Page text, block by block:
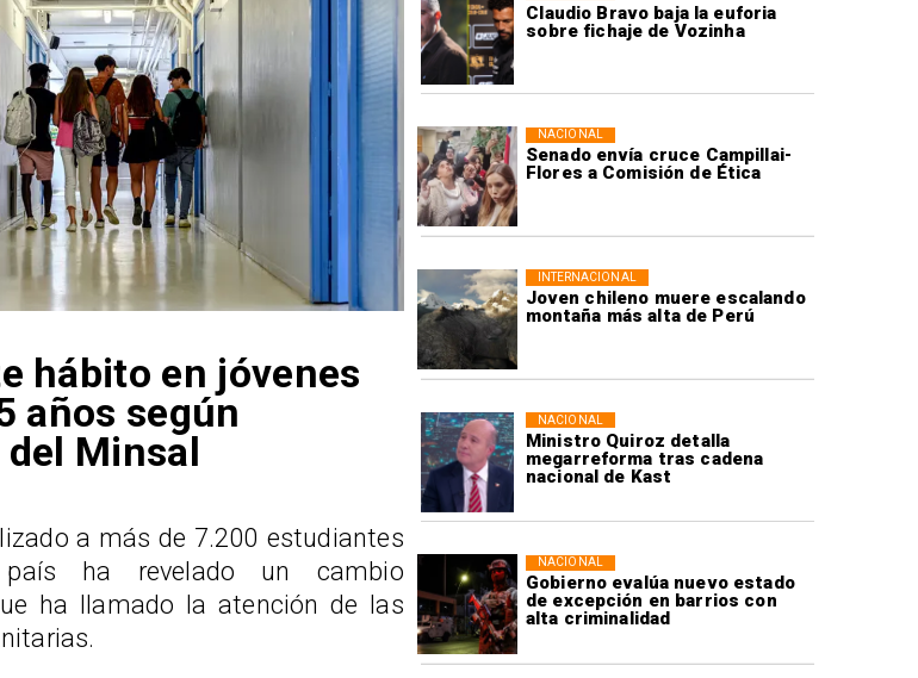
Claudio Bravo baja la euforia
sobre fichaje de Vozinha
Senado envía cruce Campillai-
Flores a Comisión de Ética
NACIONAL
Joven chileno muere escalando
montaña más alta de Perú
INTERNACIONAL
Ministro Quiroz detalla
megarreforma tras cadena
nacional de Kast
NACIONAL
Gobierno evalúa nuevo estado
de excepción en barrios con
alta criminalidad
NACIONAL
hábito en jóvenes
años según
Minsal
a más de 7.200 estudiantes
ha revelado un cambio
ha llamado la atención de las